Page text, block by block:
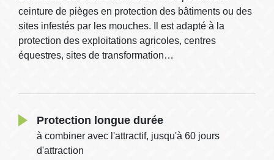
ceinture de pièges en protection des bâtiments ou des
sites infestés par les mouches. Il est adapté à la
protection des exploitations agricoles, centres
équestres, sites de transformation…
Protection longue durée
à combiner avec l'attractif, jusqu'à 60 jours
d'attraction